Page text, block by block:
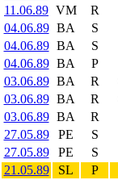
11.06.89 VM R
04.06.89 BA S
04.06.89 BA S
04.06.89 BA P
03.06.89 BA R
03.06.89 BA R
03.06.89 BA R
27.05.89
PE S
27.05.89
PE S
21.05.89
SL P